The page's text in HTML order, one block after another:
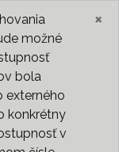
možné
bola
externého
konkrétny
v
×